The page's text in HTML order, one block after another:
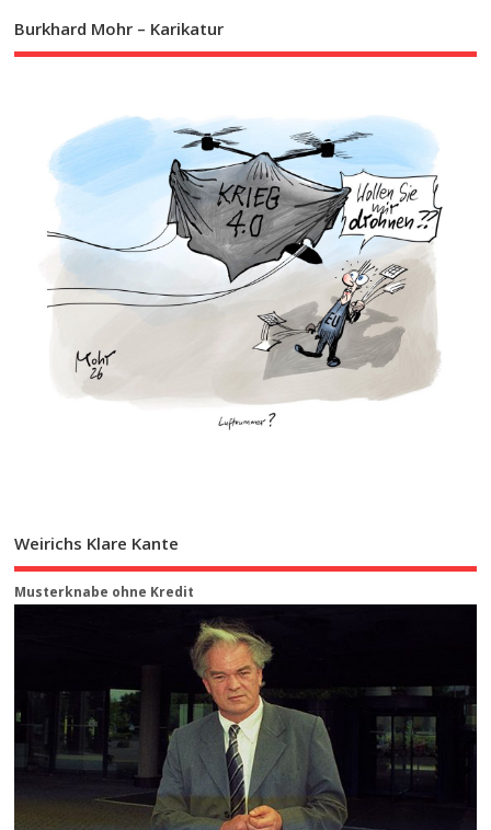
Burkhard Mohr – Karikatur
Weirichs Klare Kante
Musterknabe ohne Kredit